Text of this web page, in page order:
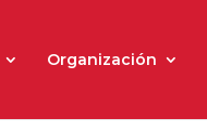
Organización